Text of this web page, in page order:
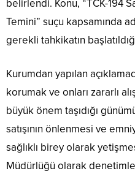
belirlendi. Konu, “TCK-194
Temini” suçu kapsamında
gerekli tahkikatın
Kurumdan yapılan
korumak ve onları zararlı
büyük önem taşıdığı
satışının önlenmesi ve
sağlıklı birey olarak
Müdürlüğü olarak